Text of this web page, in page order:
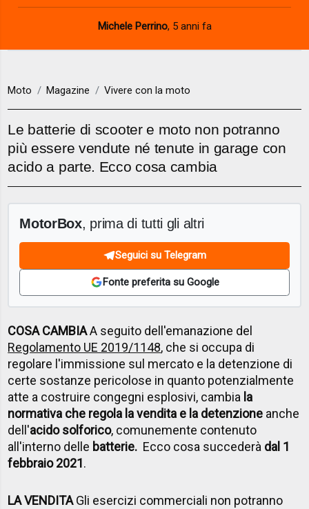
Michele Perrino, 5 anni fa
Moto Magazine Vivere con la moto
Le batterie di scooter e moto non potranno
più essere vendute né tenute in garage con
acido a parte. Ecco cosa cambia
MotorBox, prima di tutti gli altri
Seguici su Telegram
Fonte preferita su Google
COSA CAMBIAA seguito dell'emanazione del
Regolamento UE 2019/1148, che si occupa di
regolare l'immissione sul mercato e la detenzione di
certe sostanze pericolose in quanto potenzialmente
atte a costruire congegni esplosivi, cambia la
normativa che regola la vendita e la detenzione anche
dell'acido solforico, comunemente contenuto
all'interno delle batterie. Ecco cosa succederà dal 1
febbraio 2021.
LA VENDITAGli esercizi commerciali non potranno